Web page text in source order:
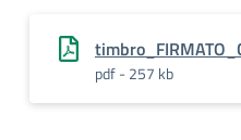
pdf - 257 kb